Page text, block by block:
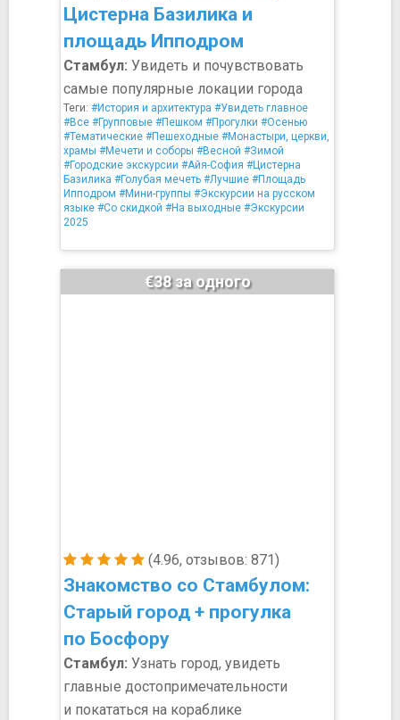
Цистерна Базилика и
площадь Ипподром
Стамбул: Увидеть и почувствовать
самые популярные локации города
Теги: #История и архитектура #Увидеть главное
#Все #Групповые #Пешком #Прогулки #Осенью
#Тематические #Пешеходные #Монастыри, церкви,
храмы #Мечети и соборы #Весной #Зимой
#Городские экскурсии #Айя-София #Цистерна
Базилика #Голубая мечеть #Лучшие #Площадь
Ипподром #Мини-группы #Экскурсии на русском
языке #Со скидкой #На выходные #Экскурсии
2025
(4.96, отзывов: 871)
Знакомство со Стамбулом:
Старый город + прогулка
по Босфору
€38 за одного
Стамбул: Узнать город, увидеть
главные достопримечательности
и покататься на кораблике